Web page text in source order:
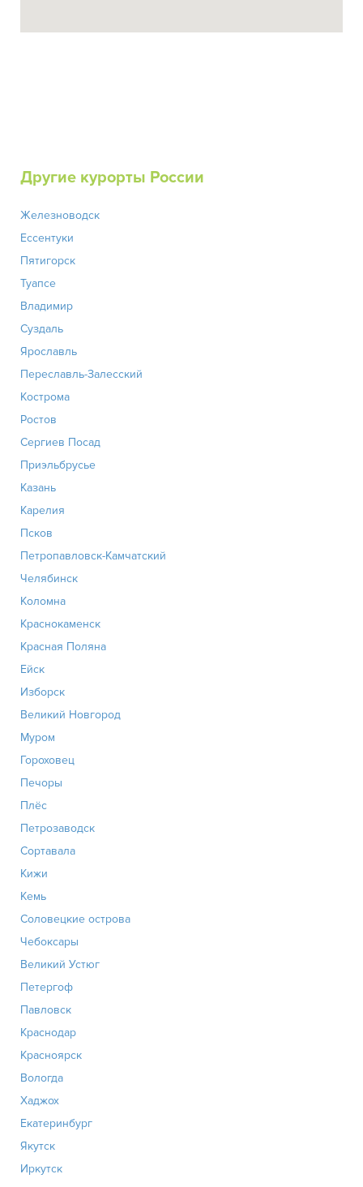
Другие курорты России
Железноводск
Ессентуки
Пятигорск
Туапсе
Владимир
Суздаль
Ярославль
Переславль-Залесский
Кострома
Ростов
Сергиев Посад
Приэльбрусье
Казань
Карелия
Псков
Петропавловск-Камчатский
Челябинск
Коломна
Краснокаменск
Красная Поляна
Ейск
Изборск
Великий Новгород
Муром
Гороховец
Печоры
Плёс
Петрозаводск
Сортавала
Кижи
Кемь
Соловецкие острова
Чебоксары
Великий Устюг
Петергоф
Павловск
Краснодар
Красноярск
Вологда
Хаджох
Екатеринбург
Якутск
Иркутск